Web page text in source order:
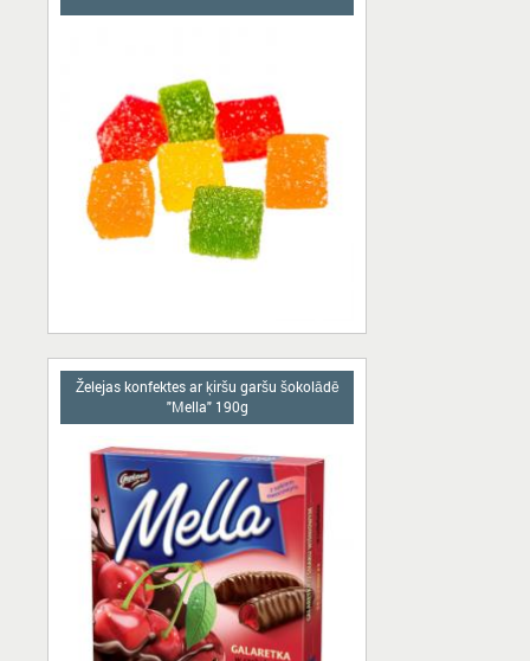
Želejas konfektes ar ķiršu garšu šokolādē
"Mella" 190g